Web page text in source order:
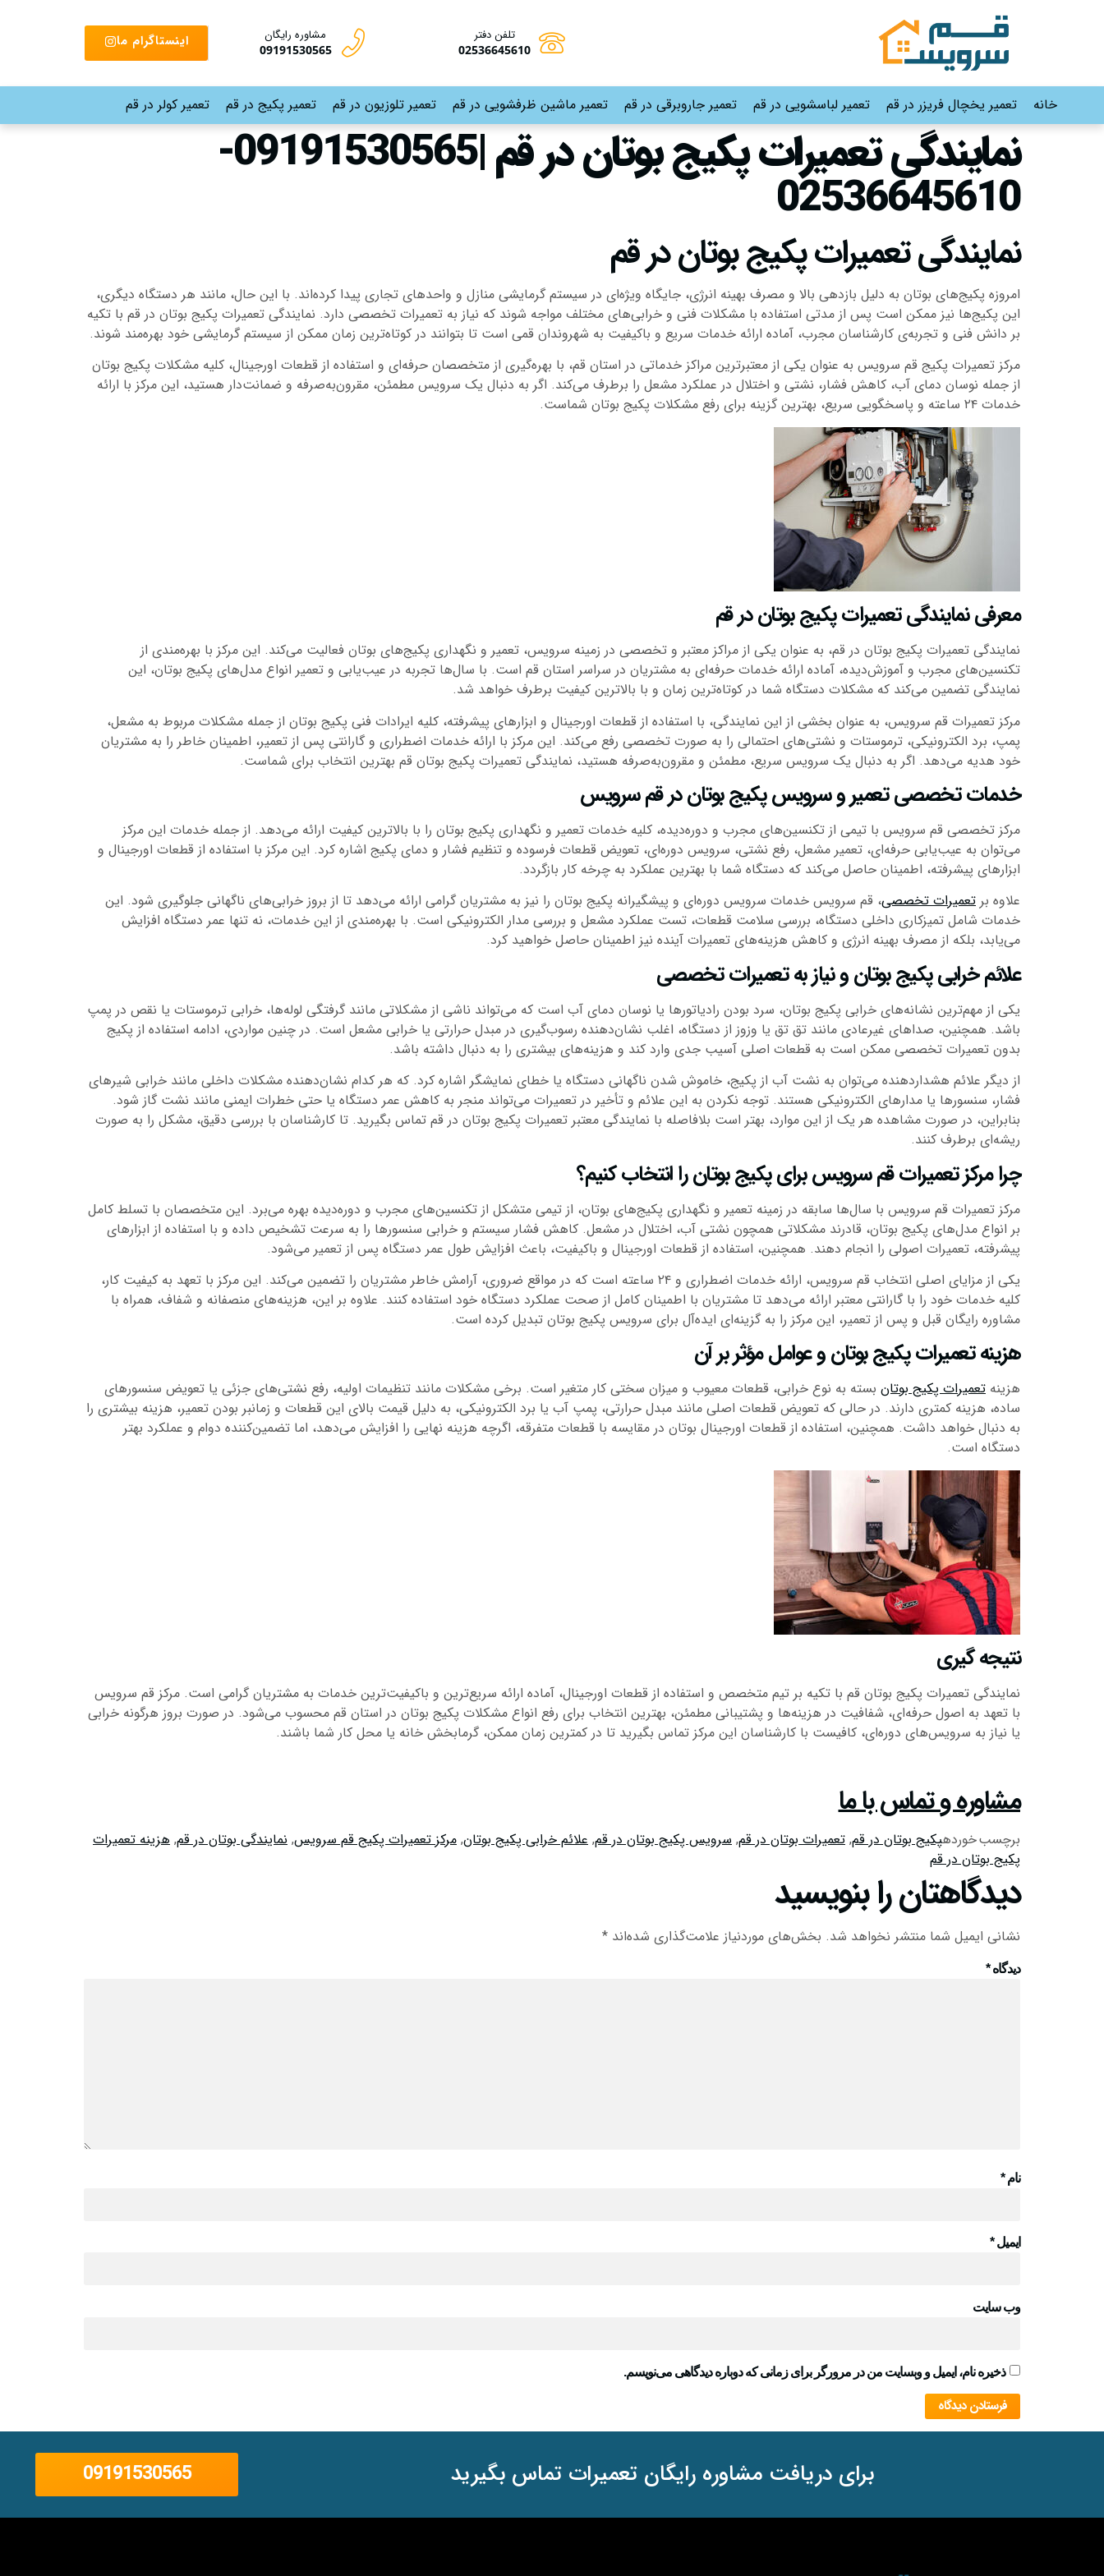
تلفن دفتر
02536645610
مشاوره رایگان
09191530565 اینستاگرام ما
خانه تعمیر یخچال فریزر در قم تعمیر لباسشویی در قم تعمیر جاروبرقی در قم تعمیر ماشین ظرفشویی در قم تعمیر تلوزیون در قم تعمیر پکیج در قم تعمیر کولر در قم
نمایندگی تعمیرات پکیج بوتان در قم |09191530565-
02536645610
نمایندگی تعمیرات پکیج بوتان در قم
امروزه پکیج‌های بوتان به دلیل بازدهی بالا و مصرف بهینه انرژی، جایگاه ویژه‌ای در سیستم گرمایشی منازل و واحدهای تجاری پیدا کرده‌اند. با این حال، مانند هر دستگاه دیگری،
این پکیج‌ها نیز ممکن است پس از مدتی استفاده با مشکلات فنی و خرابی‌های مختلف مواجه شوند که نیاز به تعمیرات تخصصی دارد. نمایندگی تعمیرات پکیج بوتان در قم با تکیه
بر دانش فنی و تجربه‌ی کارشناسان مجرب، آماده ارائه خدمات سریع و باکیفیت به شهروندان قمی است تا بتوانند در کوتاه‌ترین زمان ممکن از سیستم گرمایشی خود بهره‌مند شوند.
مرکز تعمیرات پکیج قم سرویس به عنوان یکی از معتبرترین مراکز خدماتی در استان قم، با بهره‌گیری از متخصصان حرفه‌ای و استفاده از قطعات اورجینال، کلیه مشکلات پکیج بوتان
از جمله نوسان دمای آب، کاهش فشار، نشتی و اختلال در عملکرد مشعل را برطرف می‌کند. اگر به دنبال یک سرویس مطمئن، مقرون‌به‌صرفه و ضمانت‌دار هستید، این مرکز با ارائه
خدمات ۲۴ ساعته و پاسخگویی سریع، بهترین گزینه برای رفع مشکلات پکیج بوتان شماست.
معرفی نمایندگی تعمیرات پکیج بوتان در قم
نمایندگی تعمیرات پکیج بوتان در قم، به عنوان یکی از مراکز معتبر و تخصصی در زمینه سرویس، تعمیر و نگهداری پکیج‌های بوتان فعالیت می‌کند. این مرکز با بهره‌مندی از
تکنسین‌های مجرب و آموزش‌دیده، آماده ارائه خدمات حرفه‌ای به مشتریان در سراسر استان قم است. با سال‌ها تجربه در عیب‌یابی و تعمیر انواع مدل‌های پکیج بوتان، این
نمایندگی تضمین می‌کند که مشکلات دستگاه شما در کوتاه‌ترین زمان و با بالاترین کیفیت برطرف خواهد شد.
مرکز تعمیرات قم سرویس، به عنوان بخشی از این نمایندگی، با استفاده از قطعات اورجینال و ابزارهای پیشرفته، کلیه ایرادات فنی پکیج بوتان از جمله مشکلات مربوط به مشعل،
پمپ، برد الکترونیکی، ترموستات و نشتی‌های احتمالی را به صورت تخصصی رفع می‌کند. این مرکز با ارائه خدمات اضطراری و گارانتی پس از تعمیر، اطمینان خاطر را به مشتریان
خود هدیه می‌دهد. اگر به دنبال یک سرویس سریع، مطمئن و مقرون‌به‌صرفه هستید، نمایندگی تعمیرات پکیج بوتان قم بهترین انتخاب برای شماست.
خدمات تخصصی تعمیر و سرویس پکیج بوتان در قم سرویس
مرکز تخصصی قم سرویس با تیمی از تکنسین‌های مجرب و دوره‌دیده، کلیه خدمات تعمیر و نگهداری پکیج بوتان را با بالاترین کیفیت ارائه می‌دهد. از جمله خدمات این مرکز
می‌توان به عیب‌یابی حرفه‌ای، تعمیر مشعل، رفع نشتی، سرویس دوره‌ای، تعویض قطعات فرسوده و تنظیم فشار و دمای پکیج اشاره کرد. این مرکز با استفاده از قطعات اورجینال و
ابزارهای پیشرفته، اطمینان حاصل می‌کند که دستگاه شما با بهترین عملکرد به چرخه کار بازگردد.
علاوه بر تعمیرات تخصصی، قم سرویس خدمات سرویس دوره‌ای و پیشگیرانه پکیج بوتان را نیز به مشتریان گرامی ارائه می‌دهد تا از بروز خرابی‌های ناگهانی جلوگیری شود. این
خدمات شامل تمیزکاری داخلی دستگاه، بررسی سلامت قطعات، تست عملکرد مشعل و بررسی مدار الکترونیکی است. با بهره‌مندی از این خدمات، نه تنها عمر دستگاه افزایش
می‌یابد، بلکه از مصرف بهینه انرژی و کاهش هزینه‌های تعمیرات آینده نیز اطمینان حاصل خواهید کرد.
علائم خرابی پکیج بوتان و نیاز به تعمیرات تخصصی
یکی از مهم‌ترین نشانه‌های خرابی پکیج بوتان، سرد بودن رادیاتورها یا نوسان دمای آب است که می‌تواند ناشی از مشکلاتی مانند گرفتگی لوله‌ها، خرابی ترموستات یا نقص در پمپ
باشد. همچنین، صداهای غیرعادی مانند تق تق یا وزوز از دستگاه، اغلب نشان‌دهنده رسوب‌گیری در مبدل حرارتی یا خرابی مشعل است. در چنین مواردی، ادامه استفاده از پکیج
بدون تعمیرات تخصصی ممکن است به قطعات اصلی آسیب جدی وارد کند و هزینه‌های بیشتری را به دنبال داشته باشد.
از دیگر علائم هشداردهنده می‌توان به نشت آب از پکیج، خاموش شدن ناگهانی دستگاه یا خطای نمایشگر اشاره کرد. که هر کدام نشان‌دهنده مشکلات داخلی مانند خرابی شیرهای
فشار، سنسورها یا مدارهای الکترونیکی هستند. توجه نکردن به این علائم و تأخیر در تعمیرات می‌تواند منجر به کاهش عمر دستگاه یا حتی خطرات ایمنی مانند نشت گاز شود.
بنابراین، در صورت مشاهده هر یک از این موارد، بهتر است بلافاصله با نمایندگی معتبر تعمیرات پکیج بوتان در قم تماس بگیرید. تا کارشناسان با بررسی دقیق، مشکل را به صورت
ریشه‌ای برطرف کنند.
چرا مرکز تعمیرات قم سرویس برای پکیج بوتان را انتخاب کنیم؟
مرکز تعمیرات قم سرویس با سال‌ها سابقه در زمینه تعمیر و نگهداری پکیج‌های بوتان، از تیمی متشکل از تکنسین‌های مجرب و دوره‌دیده بهره می‌برد. این متخصصان با تسلط کامل
بر انواع مدل‌های پکیج بوتان، قادرند مشکلاتی همچون نشتی آب، اختلال در مشعل. کاهش فشار سیستم و خرابی سنسورها را به سرعت تشخیص داده و با استفاده از ابزارهای
پیشرفته، تعمیرات اصولی را انجام دهند. همچنین، استفاده از قطعات اورجینال و باکیفیت، باعث افزایش طول عمر دستگاه پس از تعمیر می‌شود.
یکی از مزایای اصلی انتخاب قم سرویس، ارائه خدمات اضطراری و ۲۴ ساعته است که در مواقع ضروری، آرامش خاطر مشتریان را تضمین می‌کند. این مرکز با تعهد به کیفیت کار،
کلیه خدمات خود را با گارانتی معتبر ارائه می‌دهد تا مشتریان با اطمینان کامل از صحت عملکرد دستگاه خود استفاده کنند. علاوه بر این، هزینه‌های منصفانه و شفاف، همراه با
مشاوره رایگان قبل و پس از تعمیر، این مرکز را به گزینه‌ای ایده‌آل برای سرویس پکیج بوتان تبدیل کرده است.
هزینه تعمیرات پکیج بوتان و عوامل مؤثر بر آن
هزینه تعمیرات پکیج بوتان بسته به نوع خرابی، قطعات معیوب و میزان سختی کار متغیر است. برخی مشکلات مانند تنظیمات اولیه، رفع نشتی‌های جزئی یا تعویض سنسورهای
ساده، هزینه کمتری دارند. در حالی که تعویض قطعات اصلی مانند مبدل حرارتی، پمپ آب یا برد الکترونیکی، به دلیل قیمت بالای این قطعات و زمانبر بودن تعمیر، هزینه بیشتری را
به دنبال خواهد داشت. همچنین، استفاده از قطعات اورجینال بوتان در مقایسه با قطعات متفرقه، اگرچه هزینه نهایی را افزایش می‌دهد، اما تضمین‌کننده دوام و عملکرد بهتر
دستگاه است.
نتیجه گیری
نمایندگی تعمیرات پکیج بوتان قم با تکیه بر تیم متخصص و استفاده از قطعات اورجینال، آماده ارائه سریع‌ترین و باکیفیت‌ترین خدمات به مشتریان گرامی است. مرکز قم سرویس
با تعهد به اصول حرفه‌ای، شفافیت در هزینه‌ها و پشتیبانی مطمئن، بهترین انتخاب برای رفع انواع مشکلات پکیج بوتان در استان قم محسوب می‌شود. در صورت بروز هرگونه خرابی
یا نیاز به سرویس‌های دوره‌ای، کافیست با کارشناسان این مرکز تماس بگیرید تا در کمترین زمان ممکن، گرمابخش خانه‌ یا محل کار شما باشند.
مشاوره و تماس با ما
برچسب خوردهپکیج بوتان در قم, تعمیرات بوتان در قم, سرویس پکیج بوتان در قم, علائم خرابی پکیج بوتان, مرکز تعمیرات پکیج قم سرویس, نمایندگی بوتان در قم, هزینه تعمیرات
پکیج بوتان در قم
دیدگاهتان را بنویسید
نشانی ایمیل شما منتشر نخواهد شد. بخش‌های موردنیاز علامت‌گذاری شده‌اند *
دیدگاه*
نام*
ایمیل*
وب‌ سایت
ذخیره نام، ایمیل و وبسایت من در مرورگر برای زمانی که دوباره دیدگاهی می‌نویسم.
برای دریافت مشاوره رایگان تعمیرات تماس بگیرید 09191530565